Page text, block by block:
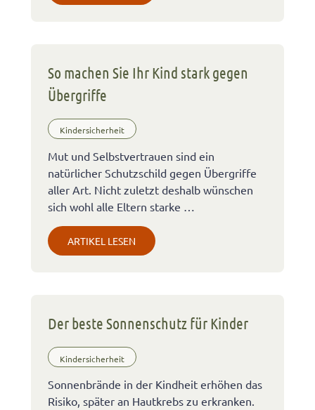
So machen Sie Ihr Kind stark gegen
Übergriffe
Kindersicherheit
Mut und Selbstvertrauen sind ein
natürlicher Schutzschild gegen Übergriffe
aller Art. Nicht zuletzt deshalb wünschen
sich wohl alle Eltern starke …
ARTIKEL LESEN
Der beste Sonnenschutz für Kinder
Kindersicherheit
Sonnenbrände in der Kindheit erhöhen das
Risiko, später an Hautkrebs zu erkranken.